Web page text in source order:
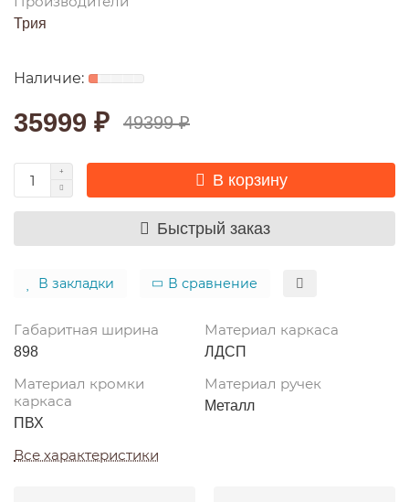
Трия
35999 ₽ 49399 ₽
В корзину
Быстрый заказ
В закладки В сравнение
Габаритная ширина
898
Материал каркаса
ЛДСП
Материал кромки
каркаса
ПВХ
Материал ручек
Металл
Все характеристики